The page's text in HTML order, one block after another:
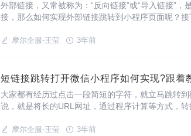
外部链接，又常被称为：“反向链接”或“导入链接”
接，那么如何实现外部链接跳转到小程序页面呢？
摩尔企服-王莹 3年前
短链接跳转打开微信小程序如何实现?跟着
大家都有经历过点击一段简短的字符，就立马跳转
说，就是将长的URL网址，通过程序计算等方式，
摩尔企服-王莹 3年前